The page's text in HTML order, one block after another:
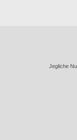
Jegliche